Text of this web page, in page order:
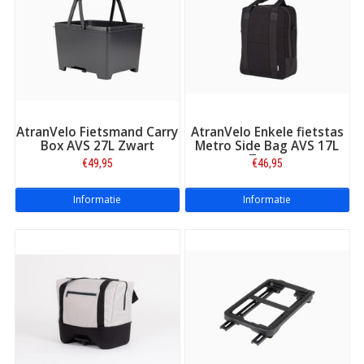
AtranVelo Fietsmand Carry
Box AVS 27L Zwart
€49,95
Informatie
AtranVelo Enkele fietstas
Metro Side Bag AVS 17L
Zwart
€46,95
Informatie